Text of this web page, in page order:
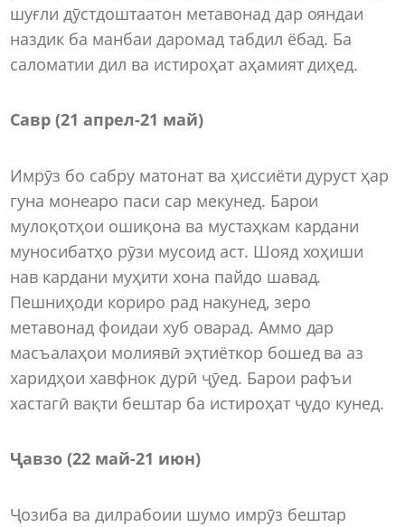
шуғли дӯстдоштаатон метавонад дар ояндаи
наздик ба манбаи даромад табдил ёбад. Ба
саломатии дил ва истироҳат аҳамият диҳед.
Савр (21 апрел-21 май)
Имрӯз бо сабру матонат ва ҳиссиёти дуруст ҳар
гуна монеаро паси сар мекунед. Барои
мулоқотҳои ошиқона ва мустаҳкам кардани
муносибатҳо рӯзи мусоид аст. Шояд хоҳиши
нав кардани муҳити хона пайдо шавад.
Пешниҳоди кориро рад накунед, зеро
метавонад фоидаи хуб оварад. Аммо дар
масъалаҳои молиявӣ эҳтиёткор бошед ва аз
харидҳои хавфнок дурӣ ҷӯед. Барои рафъи
хастагӣ вақти бештар ба истироҳат ҷудо кунед.
Ҷавзо (22 май-21 июн)
Ҷозиба ва дилрабоии шумо имрӯз бештар